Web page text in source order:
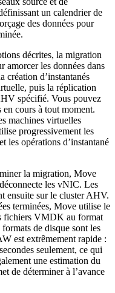
un calendrier de
des données pour
décrites, la migration
amorcer les données dans
création d’instantanés
puis la réplication
spécifié. Vous pouvez
cours à tout moment.
machines virtuelles
progressivement les
les opérations d’instantané
la migration, Move
les vNIC. Les
ensuite sur le cluster AHV.
terminées, Move utilise le
fichiers VMDK au format
de disque sont les
est extrêmement rapide :
seulement, ce qui
une estimation du
de déterminer à l’avance